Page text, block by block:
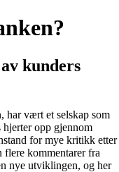
kunders
har vært et selskap som
hjerter opp gjennom
for mye kritikk etter
kommentarer fra
nye utviklingen, og her